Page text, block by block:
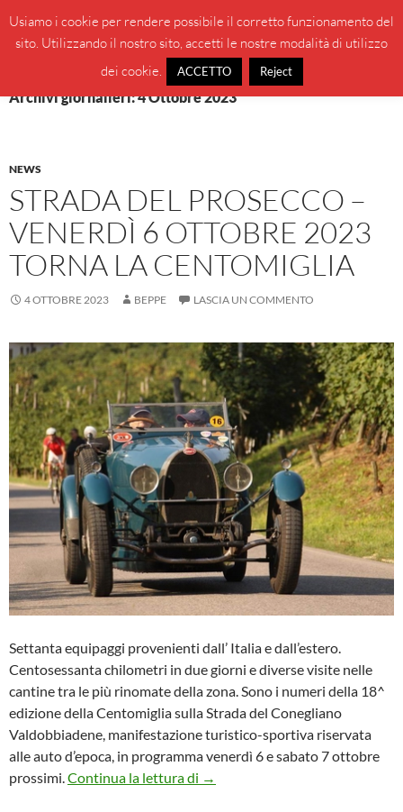
contenuto
BeppeBlog
MENU
Archivi giornalieri: 4 Ottobre 2023
NEWS
STRADA DEL PROSECCO –
VENERDÌ 6 OTTOBRE 2023
TORNA LA CENTOMIGLIA
4 OTTOBRE 2023 BEPPE LASCIA UN COMMENTO
Settanta equipaggi provenienti dall’ Italia e dall’estero.
Centosessanta chilometri in due giorni e diverse visite nelle
cantine tra le più rinomate della zona. Sono i numeri della 18^
edizione della Centomiglia sulla Strada del Conegliano
Valdobbiadene, manifestazione turistico-sportiva riservata
alle auto d’epoca, in programma venerdì 6 e sabato 7 ottobre
prossimi. Continua la lettura di Strada del Prosecco – Venerdì
→
Usiamo i cookie per rendere possibile il corretto funzionamento del
sito. Utilizzando il nostro sito, accetti le nostre modalità di utilizzo
dei cookie.
ACCETTO Reject